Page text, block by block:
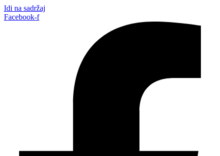
Idi na sadržaj
Facebook-f